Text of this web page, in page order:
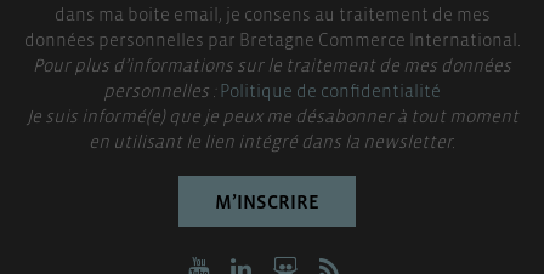
dans ma boite email, je consens au traitement de mes
données personnelles par Bretagne Commerce International.
Pour plus d’informations sur le traitement de mes données
personnelles :Politique de confidentialité
Je suis informé(e) que je peux me désabonner à tout moment
en utilisant le lien intégré dans la newsletter.
M’INSCRIRE